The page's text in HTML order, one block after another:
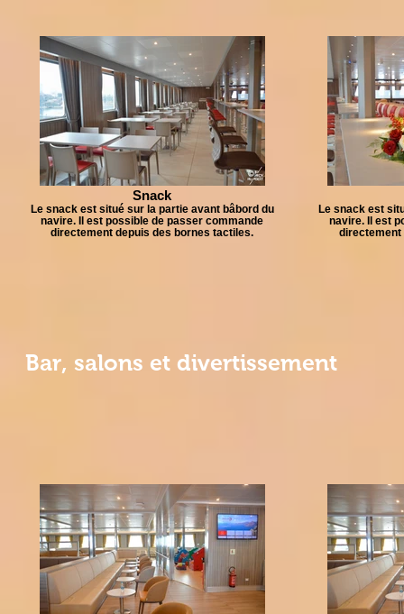
Snack
Le snack est situé sur la partie avant bâbord du
navire. Il est possible de passer commande
directement depuis des bornes tactiles.
Le snack est
navire. Il est
directement
Bar, salons et divertissement